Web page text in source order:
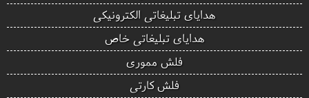
هدایای تبلیغاتی الکترونیکی
هدایای تبلیغاتی خاص
فلش مموری
فلش کارتی